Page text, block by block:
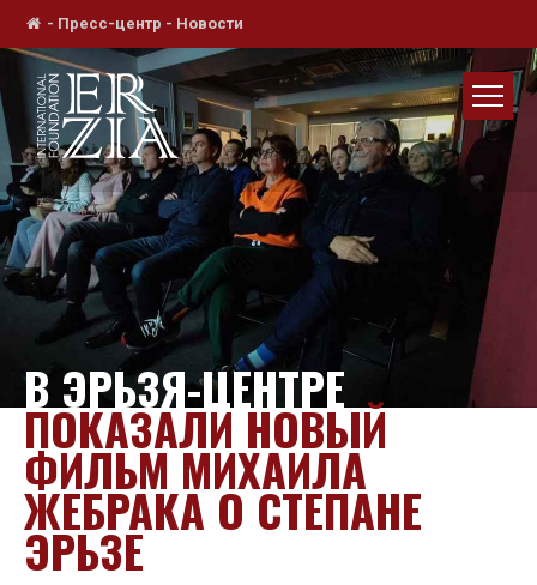
- Пресс-центр - Новости
В ЭРЬЗЯ-ЦЕНТРЕ
ПОКАЗАЛИ НОВЫЙ
ФИЛЬМ МИХАИЛА
ЖЕБРАКА О СТЕПАНЕ
ЭРЬЗЕ